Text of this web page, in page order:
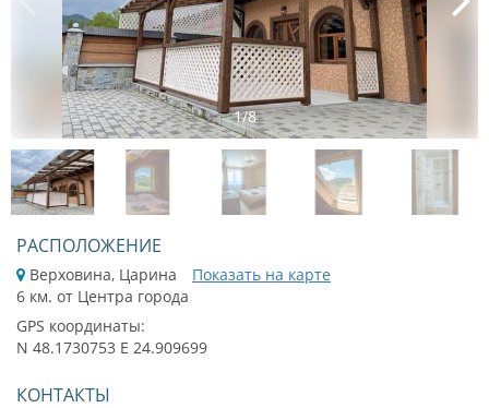
1/8
РАСПОЛОЖЕНИЕ
Верховина, Царина
Показать на карте
6 км. от Центра города
GPS координаты:
N 48.1730753 E 24.909699
КОНТАКТЫ